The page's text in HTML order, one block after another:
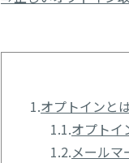
1.オプトインと
1.1.オプトイ
1.2.メールマ